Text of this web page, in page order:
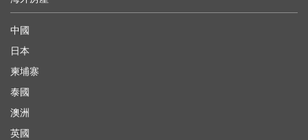
中國
日本
柬埔寨
泰國
澳洲
英國